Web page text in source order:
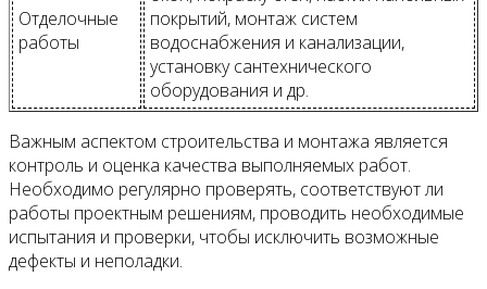
Отделочные
работы
покрытий, монтаж систем
водоснабжения и канализации,
установку сантехнического
оборудования и др.
Важным аспектом строительства и монтажа является
контроль и оценка качества выполняемых работ.
Необходимо регулярно проверять, соответствуют ли
работы проектным решениям, проводить необходимые
испытания и проверки, чтобы исключить возможные
дефекты и неполадки.